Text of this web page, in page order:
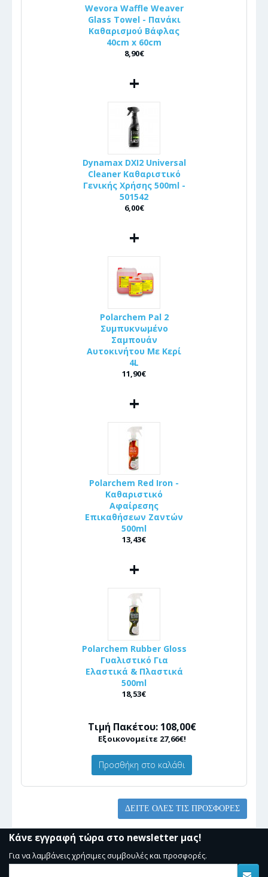
Wevora Waffle Weaver
Glass Towel - Πανάκι
Καθαρισμού Βάφλας
40cm x 60cm
8,90€
+
Dynamax DXI2 Universal
Cleaner Καθαριστικό
Γενικής Χρήσης 500ml -
501542
6,00€
+
Polarchem Pal 2
Συμπυκνωμένο
Σαμπουάν
Αυτοκινήτου Με Κερί
4L
11,90€
+
Polarchem Red Iron -
Καθαριστικό
Αφαίρεσης
Επικαθήσεων Ζαντών
500ml
13,43€
+
Polarchem Rubber Gloss
Γυαλιστικό Για
Ελαστικά & Πλαστικά
500ml
18,53€
Τιμή Πακέτου: 108,00€
Εξοικονομείτε 27,66€!
Προσθήκη στο καλάθι
ΔΕΊΤΕ ΌΛΕΣ ΤΙΣ ΠΡΟΣΦΟΡΈΣ
Κάνε εγγραφή τώρα στο newsletter μας!
Για να λαμβάνεις χρήσιμες συμβουλές και προσφορές.